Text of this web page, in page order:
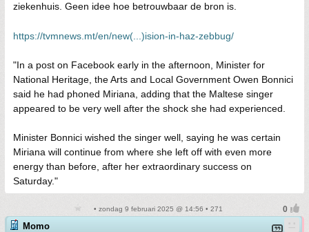
ziekenhuis. Geen idee hoe betrouwbaar de bron is.
https://tvmnews.mt/en/new(...)ision-in-haz-zebbug/
"In a post on Facebook early in the afternoon, Minister for
National Heritage, the Arts and Local Government Owen Bonnici
said he had phoned Miriana, adding that the Maltese singer
appeared to be very well after the shock she had experienced.
Minister Bonnici wished the singer well, saying he was certain
Miriana will continue from where she left off with even more
energy than before, after her extraordinary success on
Saturday."
• zondag 9 februari 2025 @ 14:56 • 271
Momo